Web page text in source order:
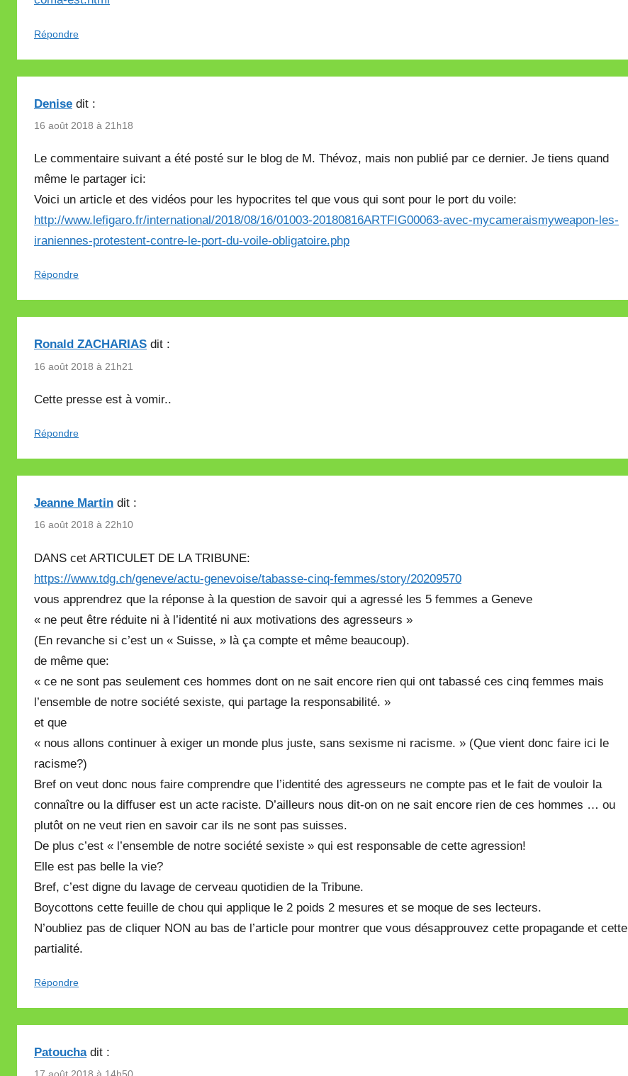
Répondre
Denise dit :
16 août 2018 à 21h18
Le commentaire suivant a été posté sur le blog de M. Thévoz, mais non publié par ce dernier. Je tiens quand
même le partager ici:
Voici un article et des vidéos pour les hypocrites tel que vous qui sont pour le port du voile:
http://www.lefigaro.fr/international/2018/08/16/01003-20180816ARTFIG00063-avec-mycameraismyweapon-les-
iraniennes-protestent-contre-le-port-du-voile-obligatoire.php
Répondre
Ronald ZACHARIAS dit :
16 août 2018 à 21h21
Cette presse est à vomir..
Répondre
Jeanne Martin dit :
16 août 2018 à 22h10
DANS cet ARTICULET DE LA TRIBUNE:
https://www.tdg.ch/geneve/actu-genevoise/tabasse-cinq-femmes/story/20209570
vous apprendrez que la réponse à la question de savoir qui a agressé les 5 femmes a Geneve
« ne peut être réduite ni à l’identité ni aux motivations des agresseurs »
(En revanche si c’est un « Suisse, » là ça compte et même beaucoup).
de même que:
« ce ne sont pas seulement ces hommes dont on ne sait encore rien qui ont tabassé ces cinq femmes mais
l’ensemble de notre société sexiste, qui partage la responsabilité. »
et que
« nous allons continuer à exiger un monde plus juste, sans sexisme ni racisme. » (Que vient donc faire ici le
racisme?)
Bref on veut donc nous faire comprendre que l’identité des agresseurs ne compte pas et le fait de vouloir la
connaître ou la diffuser est un acte raciste. D’ailleurs nous dit-on on ne sait encore rien de ces hommes … ou
plutôt on ne veut rien en savoir car ils ne sont pas suisses.
De plus c’est « l’ensemble de notre société sexiste » qui est responsable de cette agression!
Elle est pas belle la vie?
Bref, c’est digne du lavage de cerveau quotidien de la Tribune.
Boycottons cette feuille de chou qui applique le 2 poids 2 mesures et se moque de ses lecteurs.
N’oubliez pas de cliquer NON au bas de l’article pour montrer que vous désapprouvez cette propagande et cette
partialité.
Répondre
Patoucha dit :